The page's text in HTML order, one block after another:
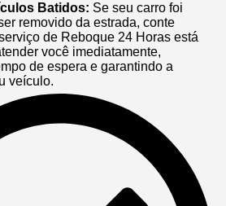
Batidos: Se seu carro foi
removido da estrada, conte
de Reboque 24 Horas está
você imediatamente,
de espera e garantindo a
veículo.